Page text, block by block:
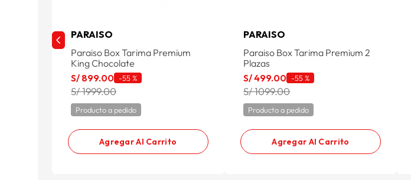
PARAISO
Paraiso Box Tarima Premium
King Chocolate
S/ 899.00 -55 %
S/ 1999.00
Producto a pedido
Agregar Al Carrito
PARAISO
Paraiso Box Tarima Premium 2
Plazas
S/499.00 -55 %
S/ 1099.00
Producto a pedido
Agregar Al Carrito